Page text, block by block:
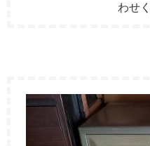
わせ